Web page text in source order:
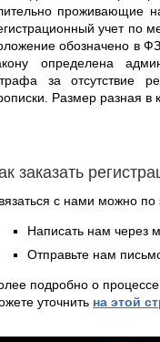
проживающие
учет по
обозначено в
определена
за отсутствие
Размер разная в
заказать
с нами можно по
Написать нам через
Отправьте нам
подробно о
уточнить на этой